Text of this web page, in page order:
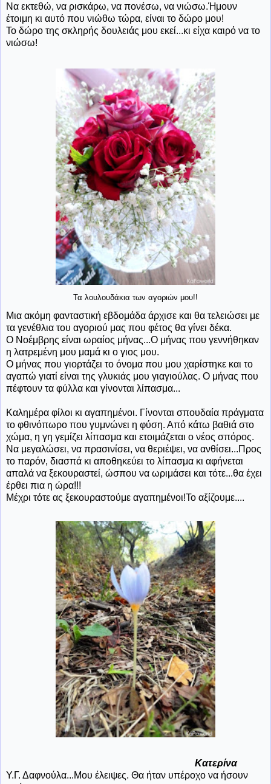
Να εκτεθώ, να ρισκάρω, να πονέσω, να νιώσω.Ήμουν
έτοιμη κι αυτό που νιώθω τώρα, είναι το δώρο μου!
Το δώρο της σκληρής δουλειάς μου εκεί...κι είχα καιρό να το
νιώσω!
Τα λουλουδάκια των αγοριών μου!!
Μια ακόμη φανταστική εβδομάδα άρχισε και θα τελειώσει με
τα γενέθλια του αγοριού μας που φέτος θα γίνει δέκα.
Ο Νοέμβρης είναι ωραίος μήνας...Ο μήνας που γεννήθηκαν
η λατρεμένη μου μαμά κι ο γιος μου.
Ο μήνας που γιορτάζει το όνομα που μου χαρίστηκε και το
αγαπώ γιατί είναι της γλυκιάς μου γιαγιούλας. Ο μήνας που
πέφτουν τα φύλλα και γίνονται λίπασμα...
Καλημέρα φίλοι κι αγαπημένοι. Γίνονται σπουδαία πράγματα
το φθινόπωρο που γυμνώνει η φύση. Από κάτω βαθιά στο
χώμα, η γη γεμίζει λίπασμα και ετοιμάζεται ο νέος σπόρος.
Να μεγαλώσει, να πρασινίσει, να θεριέψει, να ανθίσει...Προς
το παρόν, διασπά κι αποθηκεύει το λίπασμα κι αφήνεται
απαλά να ξεκουραστεί, ώσπου να ωριμάσει και τότε...θα έχει
έρθει πια η ώρα!!!
Μέχρι τότε ας ξεκουραστούμε αγαπημένοι!Το αξίζουμε....
Κατερίνα
Υ.Γ. Δαφνούλα...Μου έλειψες. Θα ήταν υπέροχο να ήσουν